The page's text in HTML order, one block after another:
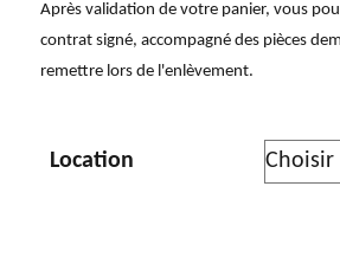
Après validation de votre panier, vous
contrat signé, accompagné des pièces
remettre lors de l'enlèvement.
Location